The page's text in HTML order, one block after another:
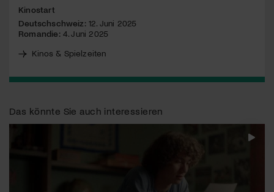
Kinostart
Deutschschweiz: 12. Juni 2025
Romandie: 4. Juni 2025
Kinos & Spielzeiten
Das könnte Sie auch interessieren